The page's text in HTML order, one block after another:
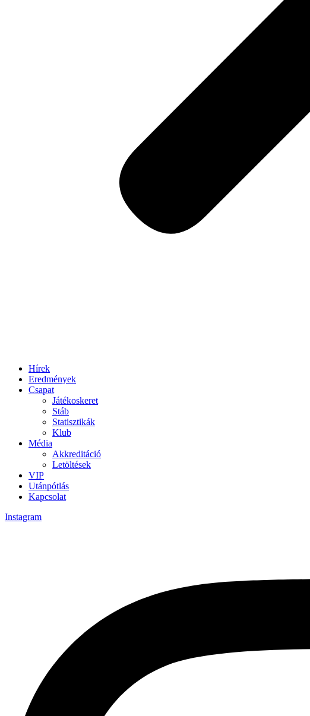
Hírek
Eredmények
Csapat
Játékoskeret
Stáb
Statisztikák
Klub
Média
Akkreditáció
Letöltések
VIP
Utánpótlás
Kapcsolat
Instagram